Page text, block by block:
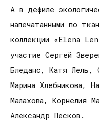
А в дефиле
напечатанными по
коллекции «Elena
участие Сергей
Бледанс, Катя Лель,
Марина Хлебникова,
Малахова, Корнелия
Александр Песков.